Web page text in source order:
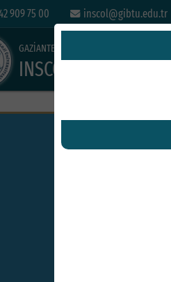
909 75 00 inscol@gibtu.edu.tr
GAZİANTEP İSLAM BİLİM VE TEKNOLOJİ
INSCOL 2026